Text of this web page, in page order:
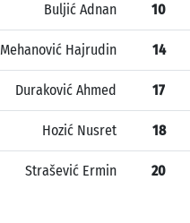
Buljić Adnan 10
Mehanović Hajrudin 14
Duraković Ahmed 17
Hozić Nusret 18
Strašević Ermin 20